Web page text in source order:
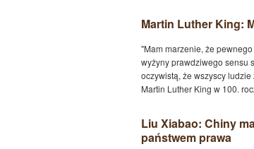
Martin Luther King:
"Mam marzenie, że
wyżyny prawdziwego sensu
oczywistą, że wszyscy ludzie
Martin Luther King w 100.
Liu Xiabao: Chiny
państwem prawa